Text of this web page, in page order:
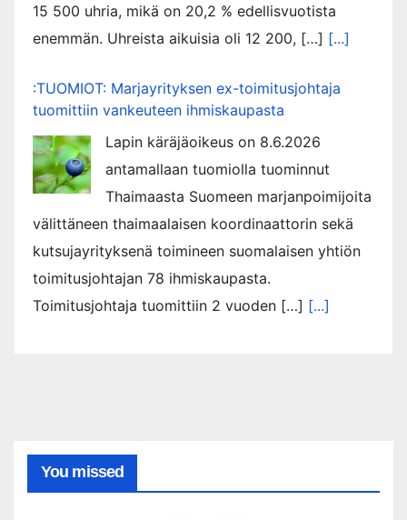
15 500 uhria, mikä on 20,2 % edellisvuotista
enemmän. Uhreista aikuisia oli 12 200, […] [...]
:TUOMIOT: Marjayrityksen ex-toimitusjohtaja
tuomittiin vankeuteen ihmiskaupasta
Lapin käräjäoikeus on 8.6.2026
antamallaan tuomiolla tuominnut
Thaimaasta Suomeen marjanpoimijoita
välittäneen thaimaalaisen koordinaattorin sekä
kutsujayrityksenä toimineen suomalaisen yhtiön
toimitusjohtajan 78 ihmiskaupasta.
Toimitusjohtaja tuomittiin 2 vuoden […] [...]
You missed